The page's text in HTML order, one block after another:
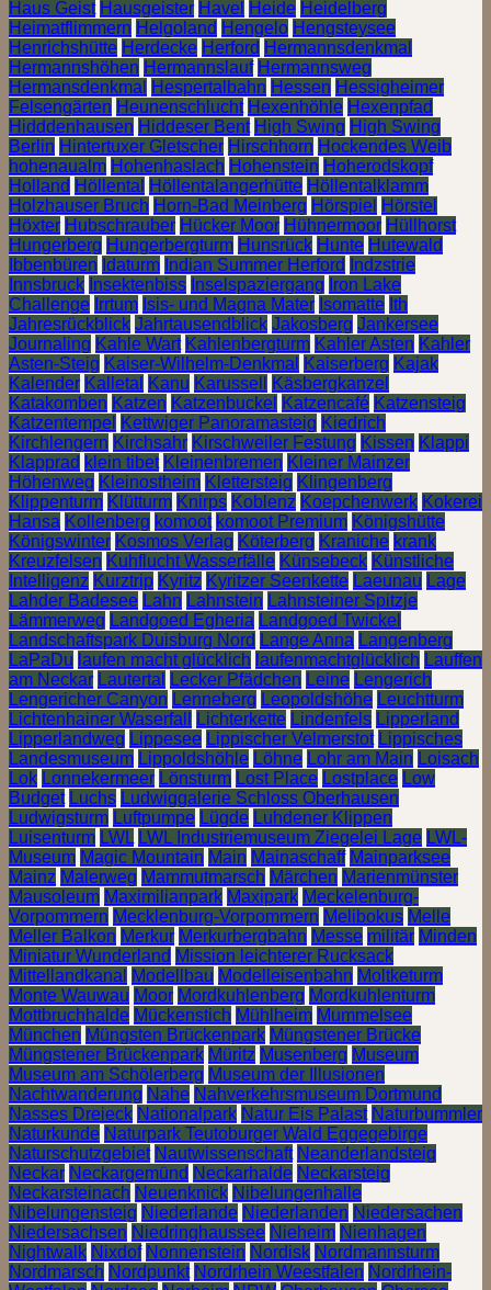
Haus Geist Hausgeister Havel Heide Heidelberg
Heimatflimmern Helgoland Hengelo Hengsteysee
Henrichshütte Herdecke Herford Hermannsdenkmal
Hermannshöhen Hermannslauf Hermannsweg
Hermansdenkmal
Hespertalbahn Hessen Hessigheimer
Felsengärten Heunenschlucht Hexenhöhle Hexenpfad
Hidddenhausen Hiddeser Bent High Swing High Swing
Berlin Hintertuxer Gletscher Hirschhorn Hockendes Weib
hohenaualm Hohenhaslach Hohenstein Hoherodskopf
Holland Höllental Höllentalangerhütte Höllentalklamm
Holzhauser Bruch Horn-Bad Meinberg Hörspiel Hörstel
Höxter Hubschrauber Hücker Moor Hühnermoor Hüllhorst
Hungerberg Hungerbergturm Hunsrück Hunte Hutewald
Ibbenbüren Idaturm Indian Summer Herford
Indzstrie
Innsbruck Insektenbiss Inselspaziergang Iron Lake
Challenge Irrtum Isis- und Magna Mater Isomatte Ith
Jahresrückblick Jahrtausendblick Jakosberg Jankersee
Journaling Kahle Wart Kahlenbergturm Kahler Asten Kahler
Asten-Steig Kaiser-Wilhelm-Denkmal Kaiserberg Kajak
Kalender Kalletal Kanu Karussell
Käsbergkanzel
Katakomben Katzen Katzenbuckel Katzencafé Katzensteig
Katzentempel Kettwiger Panoramasteig Kiedrich
Kirchlengern Kirchsahr Kirschweiler Festung Kissen Klappi
Klapprad klein tibet Kleinenbremen Kleiner Mainzer
Höhenweg Kleinostheim Klettersteig Klingenberg
Klippenturm Klütturm Knirps Koblenz Koepchenwerk Kokerei
Hansa Kollenberg komoot komoot Premium Königshütte
Königswinter Kosmos Verlag Köterberg Kraniche krank
Kreuzfelsen Kuhflucht Wasserfälle Künsebeck Künstliche
Intelligenz Kurztrip Kyritz Kyritzer Seenkette Laeunau Lage
Lahder Badesee Lahn Lahnstein Lahnsteiner Spitzje
Lämmerweg Landgoed Egheria Landgoed Twickel
Landschaftspark Duisburg Nord Lange Anna Langenberg
LaPaDu laufen macht glücklich laufenmachtglücklich Lauffen
am Neckar Lautertal Lecker Pfädchen Leine Lengerich
Lengericher Canyon Lenneberg Leopoldshöhe Leuchtturm
Lichtenhainer Waserfall
Lichterkette Lindenfels Lipperland
Lipperlandweg Lippesee Lippischer Velmerstot Lippisches
Landesmuseum Lippoldshöhle Löhne Lohr am Main Loisach
Lok Lonnekermeer Lönsturm Lost Place Lostplace Low
Budget Luchs Ludwiggalerie Schloss Oberhausen
Ludwigsturm Luftpumpe Lügde Luhdener Klippen
Luisenturm LWL LWL Industriemuseum Ziegelei Lage LWL-
Museum Magic Mountain Main Mainaschaff Mainparksee
Mainz Malerweg Mammutmarsch Märchen Marienmünster
Mausoleum Maximilianpark Maxipark Meckelenburg-
Vorpommern Mecklenburg-Vorpommern Melibokus Melle
Meller Balkon Merkur Merkurbergbahn Messe militär Minden
Miniatur Wunderland Mission leichterer Rucksack
Mittellandkanal
Modellbau Modelleisenbahn Moltketurm
Monte Wauwau Moor Mordkuhlenberg Mordkuhlenturm
Mottbruchhalde Mückenstich Mühlheim Mummelsee
München Müngsten Brückenpark Müngstener Brücke
Müngstener Brückenpark Müritz Musenberg Museum
Museum am Schölerberg Museum der Illusionen
Nachtwanderung Nahe Nahverkehrsmuseum Dortmund
Nasses Dreieck Nationalpark Natur Eis Palast Naturbummler
Naturkunde Naturpark Teutoburger Wald Eggegebirge
Naturschutzgebiet Nautwissenschaft Neanderlandsteig
Neckar Neckargemünd Neckarhalde Neckarsteig
Neckarsteinach Neuenknick Nibelungenhalle
Nibelungensteig Niederlande Niederlanden Niedersachen
Niedersachsen Niedringhaussee Nieheim Nienhagen
Nightwalk Nixdof Nonnenstein Nordisk Nordmannsturm
Nordmarsch Nordpunkt Nordrhein Weestfalen Nordrhein-